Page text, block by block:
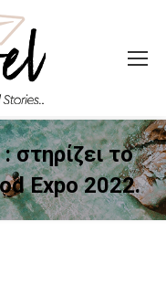
το
Expo 2022.